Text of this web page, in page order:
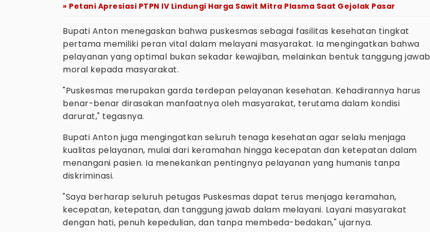
» Petani Apresiasi PTPN IV Lindungi Harga Sawit Mitra Plasma Saat Gejolak Pasar
Bupati Anton menegaskan bahwa puskesmas sebagai fasilitas kesehatan tingkat
pertama memiliki peran vital dalam melayani masyarakat. Ia mengingatkan bahwa
pelayanan yang optimal bukan sekadar kewajiban, melainkan bentuk tanggung jawab
moral kepada masyarakat.
"Puskesmas merupakan garda terdepan pelayanan kesehatan. Kehadirannya harus
benar-benar dirasakan manfaatnya oleh masyarakat, terutama dalam kondisi
darurat," tegasnya.
Bupati Anton juga mengingatkan seluruh tenaga kesehatan agar selalu menjaga
kualitas pelayanan, mulai dari keramahan hingga kecepatan dan ketepatan dalam
menangani pasien. Ia menekankan pentingnya pelayanan yang humanis tanpa
diskriminasi.
"Saya berharap seluruh petugas Puskesmas dapat terus menjaga keramahan,
kecepatan, ketepatan, dan tanggung jawab dalam melayani. Layani masyarakat
dengan hati, penuh kepedulian, dan tanpa membeda-bedakan," ujarnya.